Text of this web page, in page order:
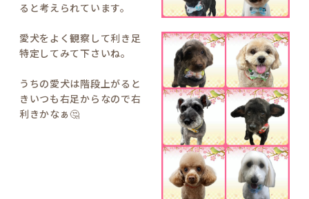
ると考えられています。
愛犬をよく観察して利き足
特定してみて下さいね。
うちの愛犬は階段上がると
きいつも右足からなので右
利きかなぁ🤔